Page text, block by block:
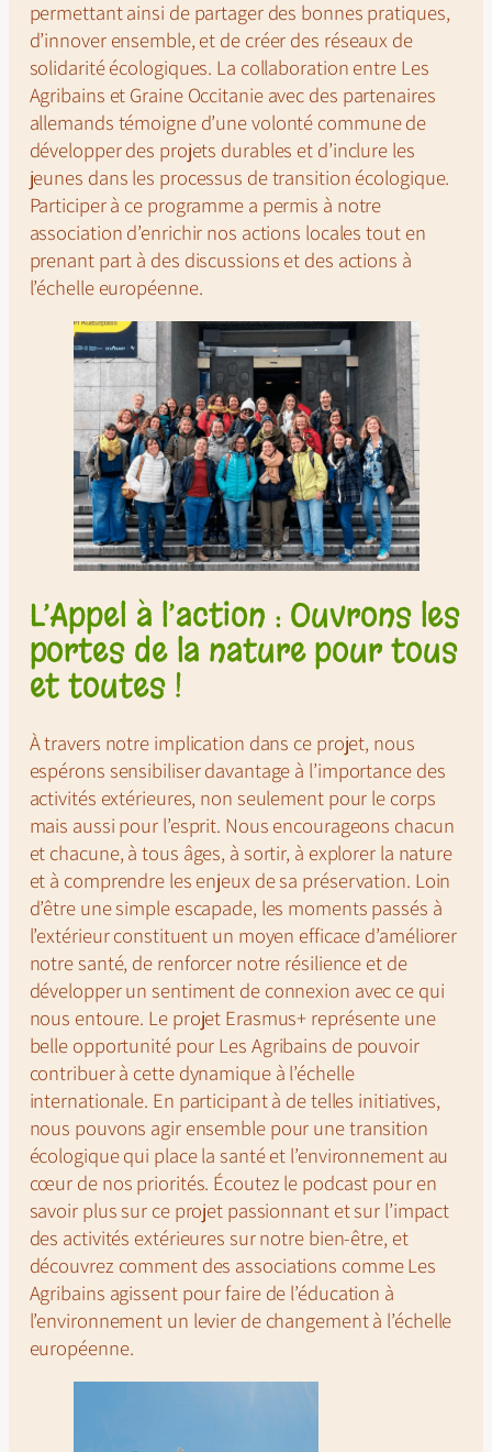
permettant ainsi de partager des bonnes pratiques,
d’innover ensemble, et de créer des réseaux de
solidarité écologiques. La collaboration entre Les
Agribains et Graine Occitanie avec des partenaires
allemands témoigne d’une volonté commune de
développer des projets durables et d’inclure les
jeunes dans les processus de transition écologique.
Participer à ce programme a permis à notre
association d’enrichir nos actions locales tout en
prenant part à des discussions et des actions à
l’échelle européenne.
L’Appel à l’action : Ouvrons les
portes de la nature pour tous
et toutes !
À travers notre implication dans ce projet, nous
espérons sensibiliser davantage à l’importance des
activités extérieures, non seulement pour le corps
mais aussi pour l’esprit. Nous encourageons chacun
et chacune, à tous âges, à sortir, à explorer la nature
et à comprendre les enjeux de sa préservation. Loin
d’être une simple escapade, les moments passés à
l’extérieur constituent un moyen efficace d’améliorer
notre santé, de renforcer notre résilience et de
développer un sentiment de connexion avec ce qui
nous entoure. Le projet Erasmus+ représente une
belle opportunité pour Les Agribains de pouvoir
contribuer à cette dynamique à l’échelle
internationale. En participant à de telles initiatives,
nous pouvons agir ensemble pour une transition
écologique qui place la santé et l’environnement au
cœur de nos priorités. Écoutez le podcast pour en
savoir plus sur ce projet passionnant et sur l’impact
des activités extérieures sur notre bien-être, et
découvrez comment des associations commeLes
Agribains agissent pour faire de l’éducation à
l’environnement un levier de changement à l’échelle
européenne.